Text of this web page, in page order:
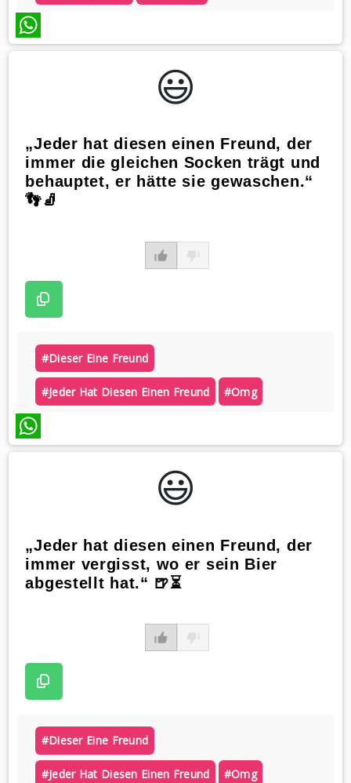
WhatsApp
😃️
„Jeder hat diesen einen Freund, der
immer die gleichen Socken trägt und
behauptet, er hätte sie gewaschen.“
👣🧦
#dieser Eine Freund
#jeder Hat Diesen Einen Freund #omg
WhatsApp
😃️
„Jeder hat diesen einen Freund, der
immer vergisst, wo er sein Bier
abgestellt hat.“ 🍺⏳
#dieser Eine Freund
#jeder Hat Diesen Einen Freund #omg